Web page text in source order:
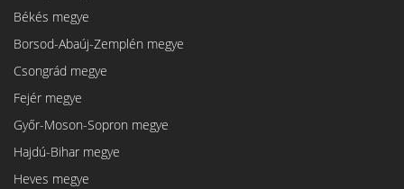
Békés megye
Borsod-Abaúj-Zemplén megye
Csongrád megye
Fejér megye
Győr-Moson-Sopron megye
Hajdú-Bihar megye
Heves megye